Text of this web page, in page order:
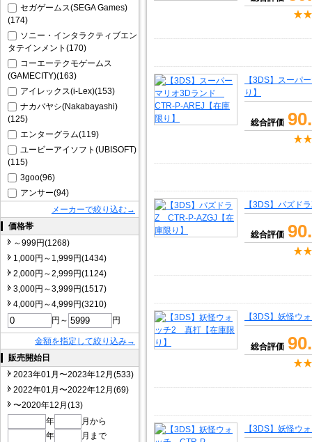
セガゲームス(SEGA Games)
(174)
ソニー・インタラクティブエン
タテインメント(170)
コーエーテクモゲームス
(GAMECITY)(163)
アイレックス(i-Lex)(153)
ナカバヤシ(Nakabayashi)
(125)
エンターグラム(119)
ユービーアイソフト(UBISOFT)
(115)
3goo(96)
アンサー(94)
メーカーで絞り込む→
価格帯
～999円(1268)
1,000円～1,999円(1434)
2,000円～2,999円(1124)
3,000円～3,999円(1517)
4,000円～4,999円(3210)
円～
円
金額を指定して絞り込み→
販売開始日
2023年01月〜2023年12月(533)
2022年01月〜2022年12月(69)
〜2020年12月(13)
年
月から
年
月まで
【3DS】スーパ
り】
総合評価
【3DS】パズド
総合評価
【3DS】妖怪ウ
総合評価
【3DS】妖怪ウ